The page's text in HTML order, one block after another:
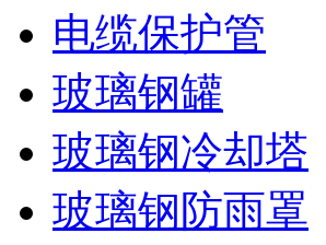
电缆保护管
玻璃钢罐
玻璃钢冷却塔
玻璃钢防雨罩